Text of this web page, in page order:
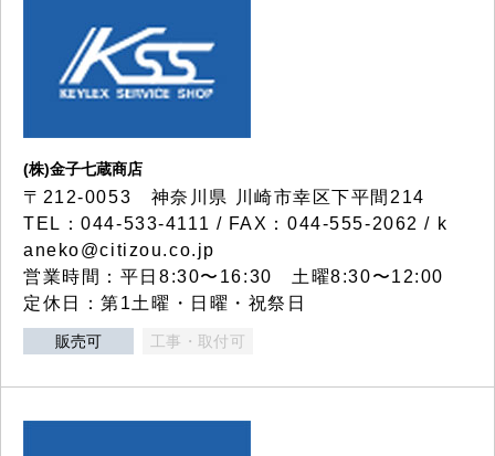
(株)金子七蔵商店
〒212-0053 神奈川県 川崎市幸区下平間214
TEL：044-533-4111 / FAX：044-555-2062 / k
aneko@citizou.co.jp
営業時間：平日8:30〜16:30 土曜8:30〜12:00
定休日：第1土曜・日曜・祝祭日
販売可 工事・取付可